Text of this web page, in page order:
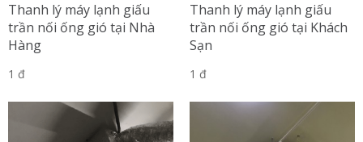
Thanh lý máy lạnh giấu
trần nối ống gió tại Nhà
Hàng
1 đ
Thanh lý máy lạnh giấu
trần nối ống gió tại Khách
Sạn
1 đ